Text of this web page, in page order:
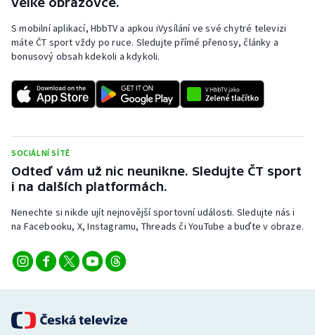
S mobilní aplikací, HbbTV a apkou iVysílání ve své chytré televizi
máte ČT sport vždy po ruce. Sledujte přímé přenosy, články a
bonusový obsah kdekoli a kdykoli.
SOCIÁLNÍ SÍTĚ
Odteď vám už nic neunikne. Sledujte ČT sport
i na dalších platformách.
Nenechte si nikde ujít nejnovější sportovní události. Sledujte nás i
na Facebooku, X, Instagramu, Threads či YouTube a buďte v obraze.